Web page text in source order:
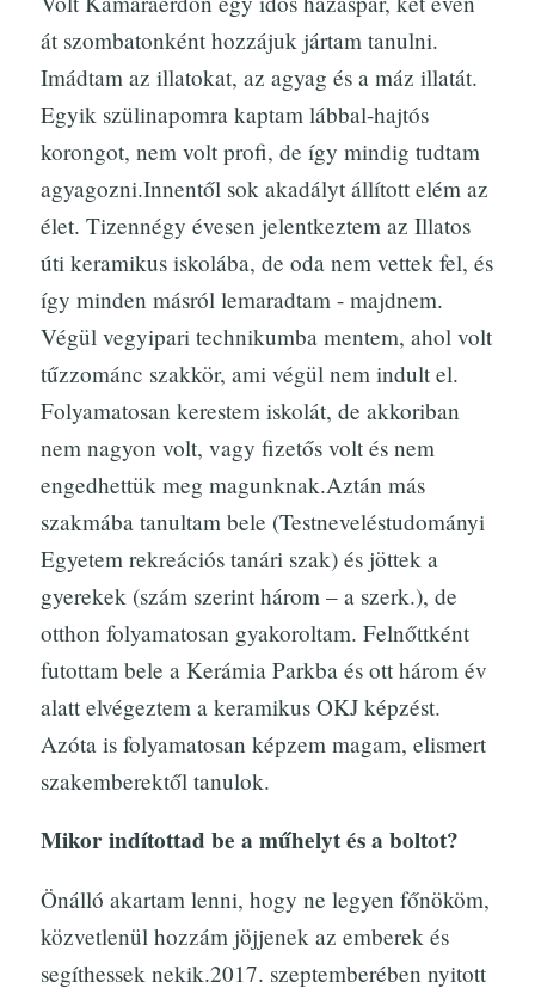
át szombatonként hozzájuk jártam tanulni.
Imádtam az illatokat, az agyag és a máz illatát.
Egyik szülinapomra kaptam lábbal-hajtós
korongot, nem volt profi, de így mindig tudtam
agyagozni.Innentől sok akadályt állított elém az
élet. Tizennégy évesen jelentkeztem az Illatos
úti keramikus iskolába, de oda nem vettek fel, és
így minden másról lemaradtam - majdnem.
Végül vegyipari technikumba mentem, ahol volt
tűzzománc szakkör, ami végül nem indult el.
Folyamatosan kerestem iskolát, de akkoriban
nem nagyon volt, vagy fizetős volt és nem
engedhettük meg magunknak.Aztán más
szakmába tanultam bele (Testneveléstudományi
Egyetem rekreációs tanári szak) és jöttek a
gyerekek (szám szerint három – a szerk.), de
otthon folyamatosan gyakoroltam. Felnőttként
futottam bele a Kerámia Parkba és ott három év
alatt elvégeztem a keramikus OKJ képzést.
Azóta is folyamatosan képzem magam, elismert
szakemberektől tanulok.
Mikor indítottad be a műhelyt és a boltot?
Önálló akartam lenni, hogy ne legyen főnököm,
közvetlenül hozzám jöjjenek az emberek és
segíthessek nekik.2017. szeptemberében nyitott